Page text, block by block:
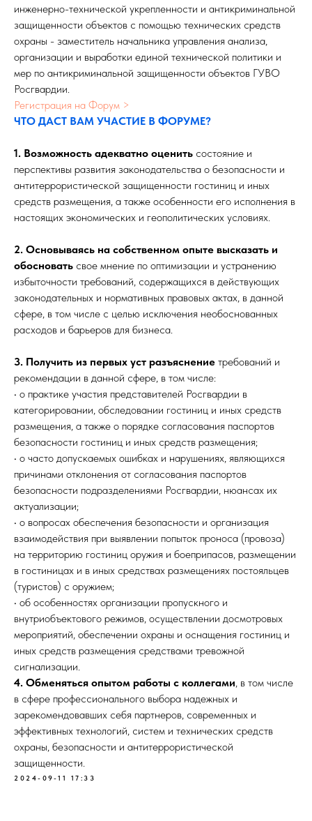
инженерно-технической укрепленности и антикриминальной
защищенности объектов с помощью технических средств
охраны - заместитель начальника управления анализа,
организации и выработки единой технической политики и
мер по антикриминальной защищенности объектов ГУВО
Росгвардии.
Регистрация на Форум >
ЧТО ДАСТ ВАМ УЧАСТИЕ В ФОРУМЕ?
1. Возможность адекватно оценить состояние и
перспективы развития законодательства о безопасности и
антитеррористической защищенности гостиниц и иных
средств размещения, а также особенности его исполнения в
настоящих экономических и геополитических условиях.
2. Основываясь на собственном опыте высказать и
обосновать свое мнение по оптимизации и устранению
избыточности требований, содержащихся в действующих
законодательных и нормативных правовых актах, в данной
сфере, в том числе с целью исключения необоснованных
расходов и барьеров для бизнеса.
3. Получить из первых уст разъяснение требований и
рекомендации в данной сфере, в том числе:
• о практике участия представителей Росгвардии в
категорировании, обследовании гостиниц и иных средств
размещения, а также о порядке согласования паспортов
безопасности гостиниц и иных средств размещения;
• о часто допускаемых ошибках и нарушениях, являющихся
причинами отклонения от согласования паспортов
безопасности подразделениями Росгвардии, нюансах их
актуализации;
• о вопросах обеспечения безопасности и организация
взаимодействия при выявлении попыток проноса (провоза)
на территорию гостиниц оружия и боеприпасов, размещении
в гостиницах и в иных средствах размещениях постояльцев
(туристов) с оружием;
• об особенностях организации пропускного и
внутриобъектового режимов, осуществлении досмотровых
мероприятий, обеспечении охраны и оснащения гостиниц и
иных средств размещения средствами тревожной
сигнализации.
4. Обменяться опытом работы с коллегами, в том числе
в сфере профессионального выбора надежных и
зарекомендовавших себя партнеров, современных и
эффективных технологий, систем и технических средств
охраны, безопасности и антитеррористической
защищенности.
2024-09-11 17:33